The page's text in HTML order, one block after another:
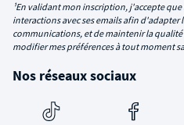
¹En validant mon inscription, j'accepte
interactions avec ses emails afin d'adapter
communications, et de maintenir la
modifier mes préférences à tout moment
Nos réseaux sociaux